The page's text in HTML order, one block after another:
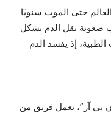
حتى الموت سنويًا
صعوبة نقل الدم بشكل
إذ يفسد الدم
بي آر”، يعمل فريق من